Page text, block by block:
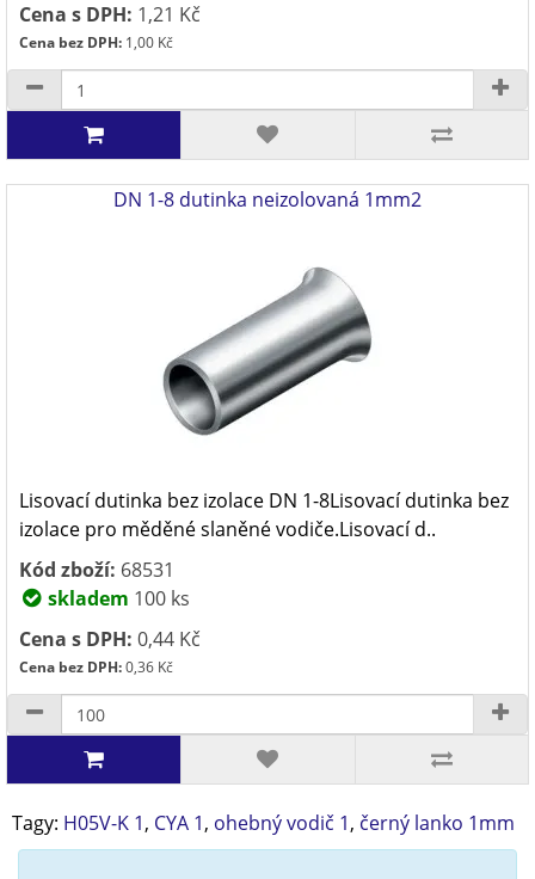
Cena s DPH: 1,21 Kč
Cena bez DPH: 1,00 Kč
DN 1-8 dutinka neizolovaná 1mm2
Lisovací dutinka bez izolace DN 1-8Lisovací dutinka bez
izolace pro měděné slaněné vodiče.Lisovací d..
Kód zboží: 68531
skladem 100 ks
Cena s DPH: 0,44 Kč
Cena bez DPH:0,36 Kč
Tagy: H05V-K 1, CYA 1, ohebný vodič 1, černý lanko 1mm